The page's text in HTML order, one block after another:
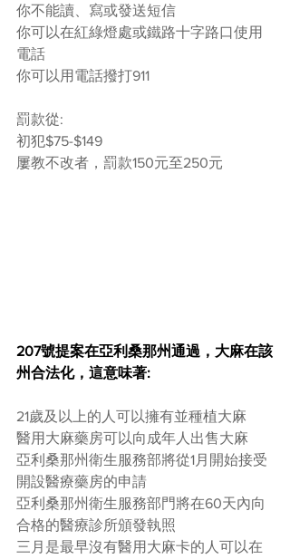
你不能讀、寫或發送短信
你可以在紅綠燈處或鐵路十字路口使用
電話
你可以用電話撥打911
罰款從:
初犯$75-$149
屢教不改者，罰款150元至250元
207號提案在亞利桑那州通過，大麻在該
州合法化，這意味著:
21歲及以上的人可以擁有並種植大麻
醫用大麻藥房可以向成年人出售大麻
亞利桑那州衛生服務部將從1月開始接受
開設醫療藥房的申請
亞利桑那州衛生服務部門將在60天內向
合格的醫療診所頒發執照
三月是最早沒有醫用大麻卡的人可以在